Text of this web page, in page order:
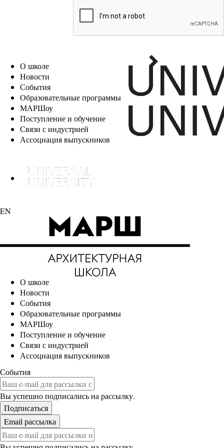
EN
О школе
Новости
События
Образовательные программы
МАРШоу
Поступление и обучение
Связи с индустрией
Ассоциация выпускников
EN
О школе
Новости
События
Образовательные программы
МАРШоу
Поступление и обучение
Связи с индустрией
Ассоциация выпускников
События
Вы успешно подписались на рассылку.